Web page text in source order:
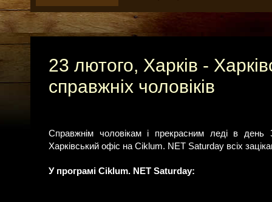
23 лютого, Харків -
справжніх чоловіків
Справжнім чоловікам і прекрасним леді в
Харківський офіс на Ciklum. NET Saturday всіх
У програмі Ciklum. NET Saturday: